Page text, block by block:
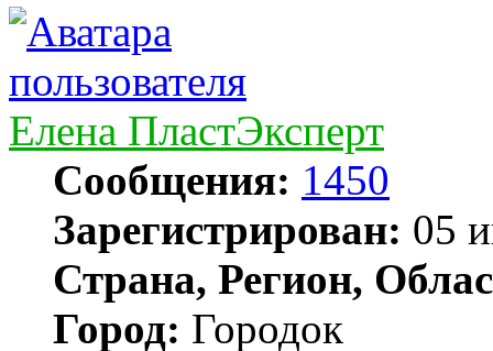
Елена ПластЭксперт
Сообщения: 1450
Зарегистрирован: 05
Страна, Регион,
Город: Городок